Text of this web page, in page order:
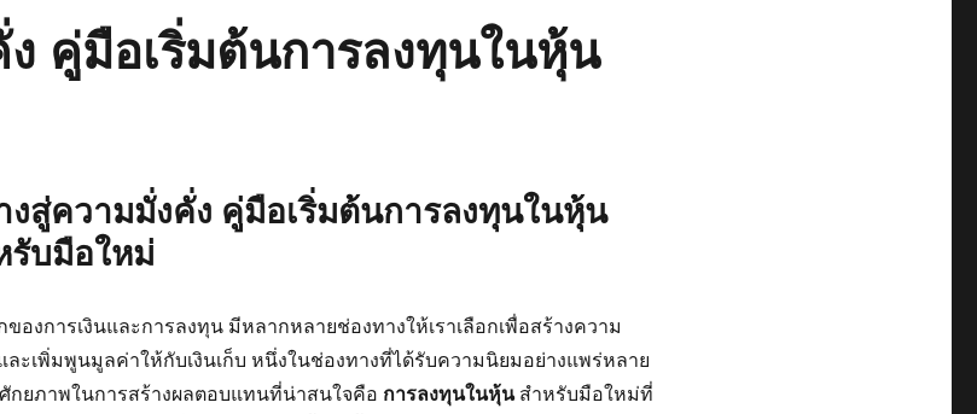
คู่มือเริ่มต้นการลงทุนในหุ้น
งสู่ความมั่งคั่ง คู่มือเริ่มต้นการลงทุนในหุ้น
รับมือใหม่
ของการเงินและการลงทุน มีหลากหลายช่องทางให้เราเลือกเพื่อสร้างความ
ละเพิ่มพูนมูลค่าให้กับเงินเก็บ หนึ่งในช่องทางที่ได้รับความนิยมอย่างแพร่หลาย
กยภาพในการสร้างผลตอบแทนที่น่าสนใจคือ การลงทุนในหุ้นสำหรับมือใหม่ที่